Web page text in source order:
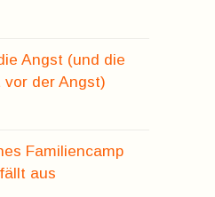
Angst (und die
vor der Angst)
Familiencamp
aus